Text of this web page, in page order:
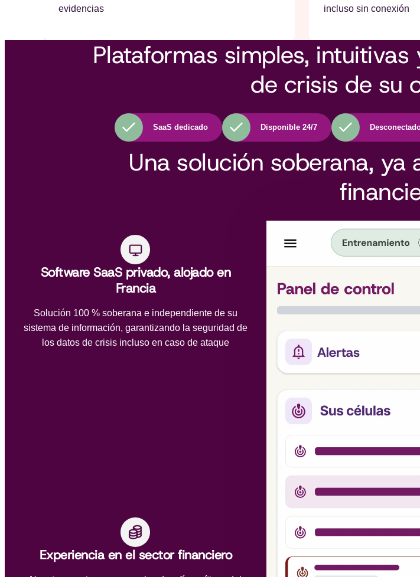
evidencias
incluso sin conexión
Plataformas simples,
de crisis de su
SaaS dedicado Disponible 24/7
Una solución soberana,
Software SaaS privado, alojado en
Francia
Solución 100 % soberana e independiente de su
sistema de información, garantizando la seguridad de
los datos de crisis incluso en caso de ataque
Experiencia en el sector financiero